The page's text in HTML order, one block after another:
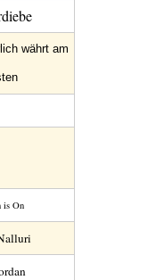
währt am
is On